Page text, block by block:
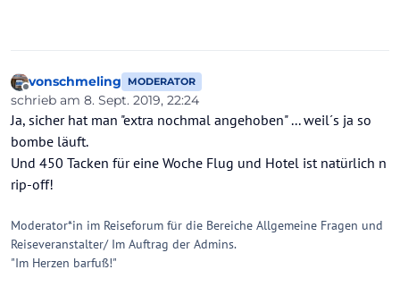
Offline
vonschmeling MODERATOR
schrieb am 8. Sept. 2019, 22:24
zuletzt editiert von
Ja, sicher hat man "extra nochmal angehoben" ... weil´s ja so
bombe läuft.
Und 450 Tacken für eine Woche Flug und Hotel ist natürlich n
rip-off!
Moderator*in im Reiseforum für die Bereiche Allgemeine Fragen und
Reiseveranstalter/ Im Auftrag der Admins.
"Im Herzen barfuß!"